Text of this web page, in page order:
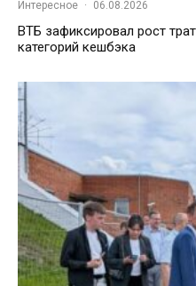
Интересное · 06.08.2026
ВТБ зафиксировал рост
категорий кешбэка